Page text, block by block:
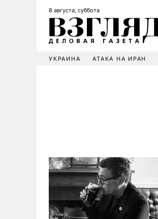
8 августа, суббота
УКРАИНА АТАКА НА ИРАН